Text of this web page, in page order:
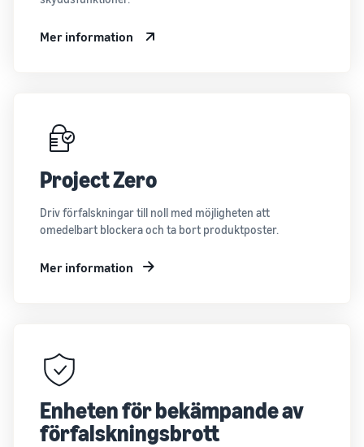
Mer information
Project Zero
Driv förfalskningar till noll med möjligheten att
omedelbart blockera och ta bort produktposter.
Mer information
Enheten för bekämpande av
förfalskningsbrott